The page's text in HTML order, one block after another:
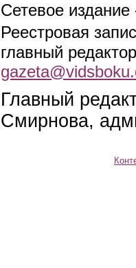
Сетевое
Реестровая
главный
Главный
Смирнова,